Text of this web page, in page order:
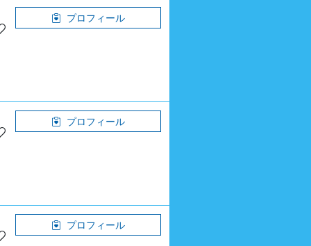
プロフィール
プロフィール
プロフィール